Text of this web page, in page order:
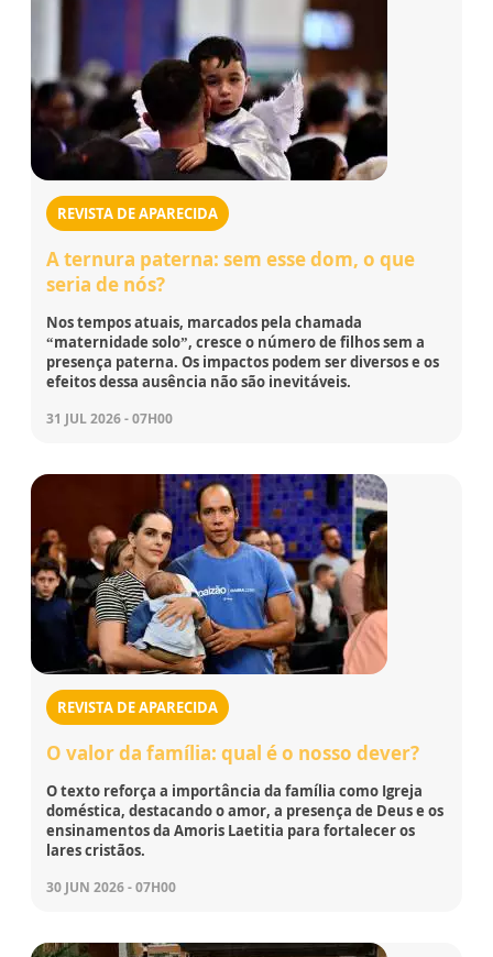
REVISTA DE APARECIDA
A ternura paterna: sem esse dom, o que
seria de nós?
Nos tempos atuais, marcados pela chamada
“maternidade solo”, cresce o número de filhos sem a
presença paterna. Os impactos podem ser diversos e os
efeitos dessa ausência não são inevitáveis.
31 JUL 2026 - 07H00
REVISTA DE APARECIDA
O valor da família: qual é o nosso dever?
O texto reforça a importância da família como Igreja
doméstica, destacando o amor, a presença de Deus e os
ensinamentos da Amoris Laetitia para fortalecer os
lares cristãos.
30 JUN 2026 - 07H00